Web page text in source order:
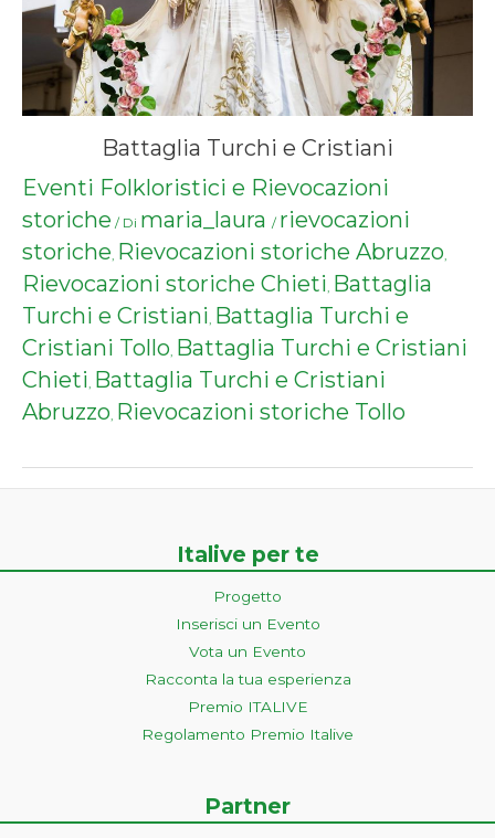
Battaglia Turchi e Cristiani
Eventi Folkloristici e Rievocazioni
storiche / Di maria_laura / rievocazioni
storiche, Rievocazioni storiche Abruzzo,
Rievocazioni storiche Chieti, Battaglia
Turchi e Cristiani, Battaglia Turchi e
Cristiani Tollo, Battaglia Turchi e Cristiani
Chieti, Battaglia Turchi e Cristiani
Abruzzo, Rievocazioni storiche Tollo
Italive per te
Progetto
Inserisci un Evento
Vota un Evento
Racconta la tua esperienza
Premio ITALIVE
Regolamento Premio Italive
Partner